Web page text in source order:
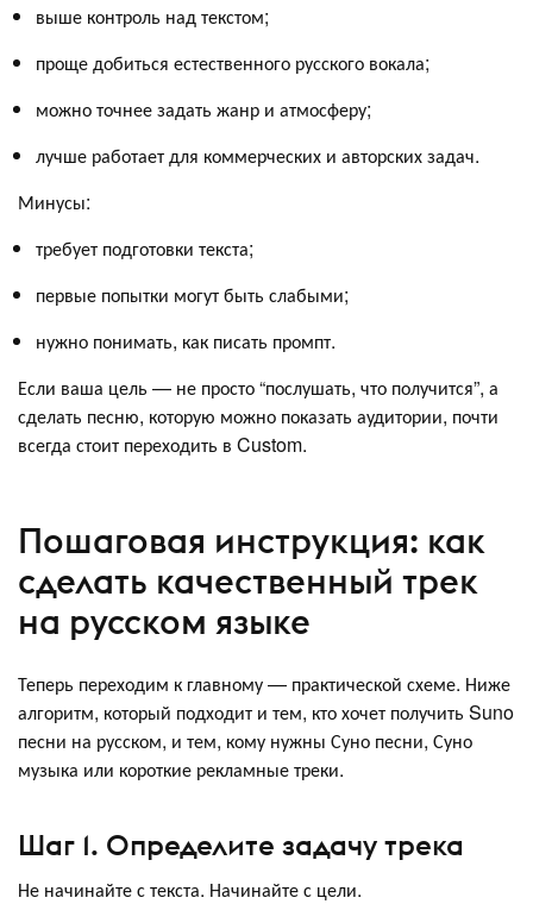
выше контроль над текстом;
проще добиться естественного русского вокала;
можно точнее задать жанр и атмосферу;
лучше работает для коммерческих и авторских задач.
Минусы:
требует подготовки текста;
первые попытки могут быть слабыми;
нужно понимать, как писать промпт.
Если ваша цель — не просто “послушать, что получится”, а
сделать песню, которую можно показать аудитории, почти
всегда стоит переходить в Custom.
Пошаговая инструкция: как
сделать качественный трек
на русском языке
Теперь переходим к главному — практической схеме. Ниже
алгоритм, который подходит и тем, кто хочет получить Suno
песни на русском, и тем, кому нужны Суно песни, Суно
музыка или короткие рекламные треки.
Шаг 1. Определите задачу трека
Не начинайте с текста. Начинайте с цели.